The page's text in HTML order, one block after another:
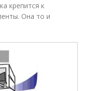
крепится к
Она то и